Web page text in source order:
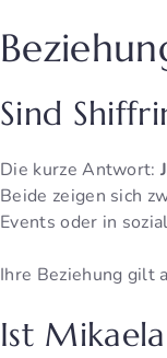
Sind
Die kurze Antwort:
Beide zeigen sich
Events oder in
Ihre Beziehung gilt
Ist